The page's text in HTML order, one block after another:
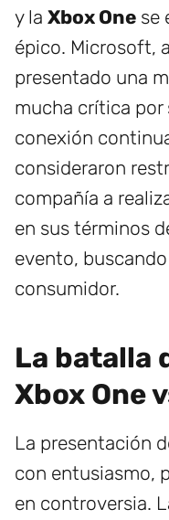
y la Xbox One se
épico. Microsoft,
presentado una
mucha crítica por
conexión
consideraron
compañía a
en sus términos
evento,
consumidor.
La batalla
Xbox One
La presentación
con entusiasmo,
en controversia.